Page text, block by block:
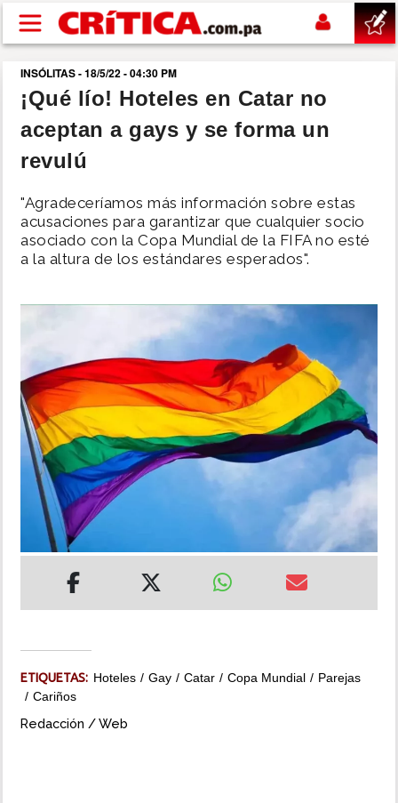
Pasar al contenido principal
buscar
SUCESOS
POLÍTICA
MUNDO
INSÓLITAS
MULTIMEDIA
IMPRESO
INSÓLITAS - 18/5/22 - 04:30 PM
¡Qué lío! Hoteles en Catar no
aceptan a gays y se forma un
revulú
"Agradeceríamos más información sobre estas
acusaciones para garantizar que cualquier socio
asociado con la Copa Mundial de la FIFA no esté
a la altura de los estándares esperados".
ETIQUETAS: Hoteles Gay Catar Copa Mundial
Parejas
Cariños
Redacción / Web